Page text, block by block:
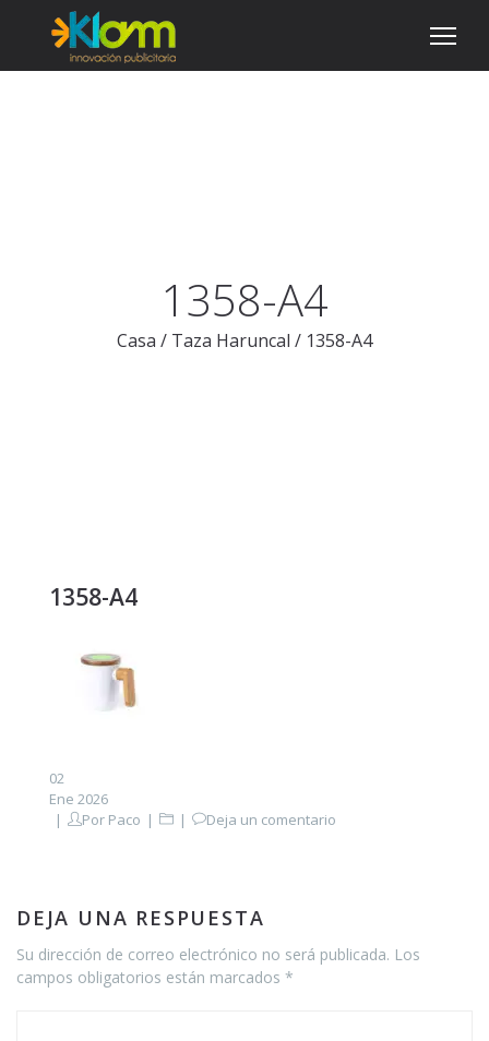
1358-A4
Casa / Taza Haruncal / 1358-A4
1358-A4
02
Ene 2026
Por Paco Deja un comentario
DEJA UNA RESPUESTA
Su dirección de correo electrónico no será publicada. Los
campos obligatorios están marcados *